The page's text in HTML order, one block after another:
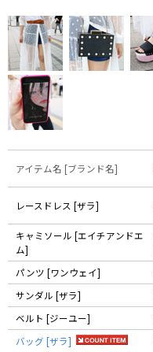
アイテム名 [ブランド名]
レースドレス [ザラ]
キャミソール [エイチアンドエ
ム]
パンツ [ワンウェイ]
サンダル [ザラ]
ベルト [ジーユー]
バッグ [ザラ]